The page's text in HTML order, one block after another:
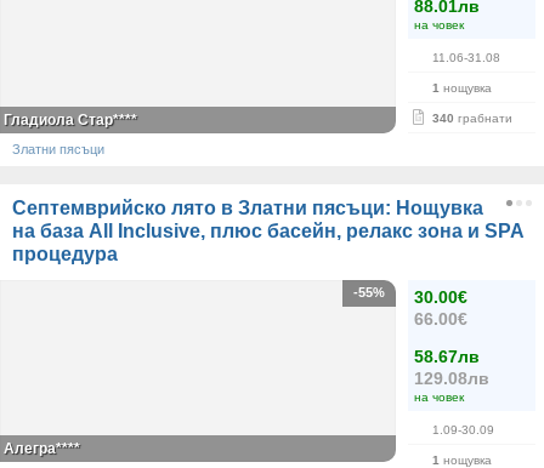
88.01лв
на човек
11.06-31.08
1 нощувка
340 грабнати
Гладиола Стар****
Златни пясъци
Септемврийско лято в Златни пясъци: Нощувка
на база All Inclusive, плюс басейн, релакс зона и SPA
процедура
30.00€
66.00€
58.67лв
129.08лв
на човек
1.09-30.09
1 нощувка
-55%
Алегра****